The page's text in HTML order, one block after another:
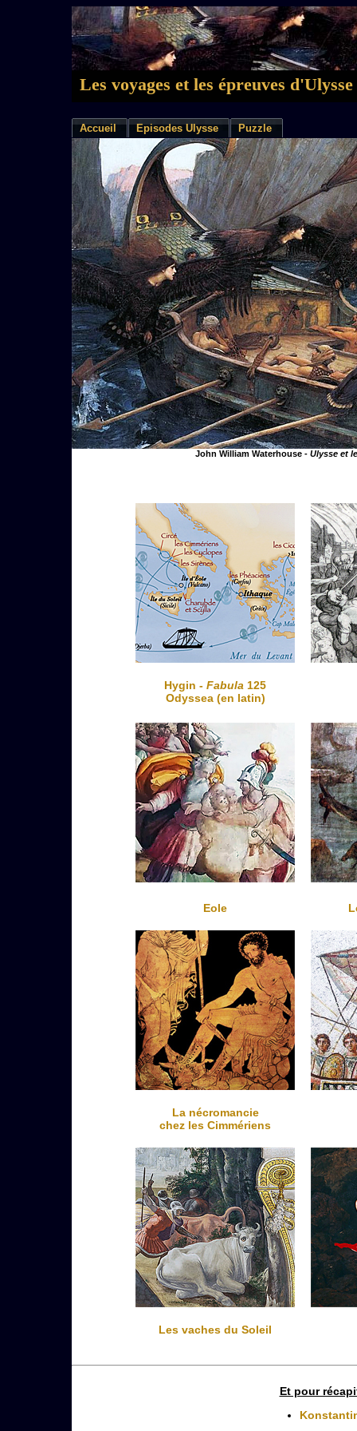
Les voyages et les épreuves d'Ulysse
Accueil Episodes Ulysse Puzzle
John William Waterhouse - Ulysse et
Hygin - Fabula 125
Odyssea (en latin)
Eole
La nécromancie
chez les Cimmériens
Les vaches du Soleil
Et pour